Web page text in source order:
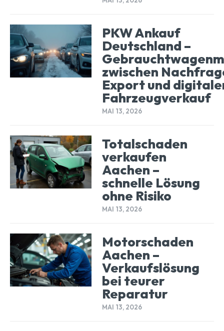
PKW Ankauf
Deutschland –
zwischen
Export und
Fahrzeugverkauf
MAI 13, 2026
Totalschaden
verkaufen
Aachen –
schnelle Lösung
ohne Risiko
MAI 13, 2026
Motorschaden
Aachen –
Verkaufslösung
bei teurer
Reparatur
MAI 13, 2026